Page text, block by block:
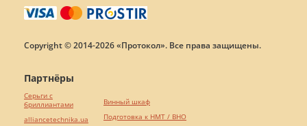
Copyright © 2014-2026 «Протокол». Все права защищены.
Партнёры
Серьги с
бриллиантами
alliancetechnika.ua
Винный шкаф
Подготовка к НМТ / ВНО